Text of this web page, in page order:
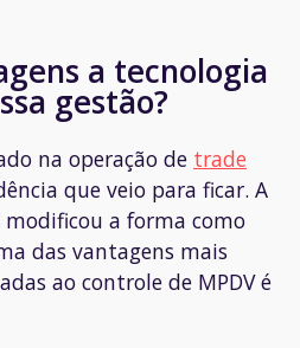
a tecnologia
gestão?
na operação de trade
que veio para ficar. A
a forma como
das vantagens mais
ao controle de MPDV é